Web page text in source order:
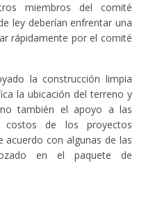
miembros del comité
ley deberían enfrentar una
rápidamente por el comité
la construcción limpia
la ubicación del terreno y
también el apoyo a las
de los proyectos
acuerdo con algunas de las
en el paquete de